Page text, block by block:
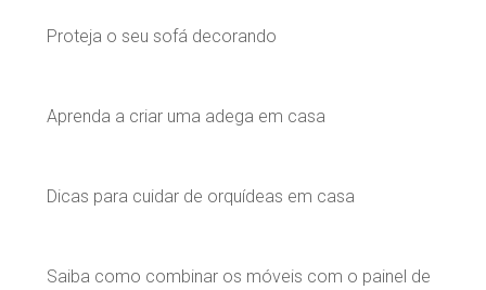
Proteja o seu sofá decorando
Aprenda a criar uma adega em casa
Dicas para cuidar de orquídeas em casa
Saiba como combinar os móveis com o painel de